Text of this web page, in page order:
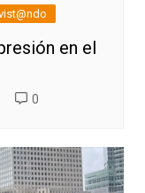
en el
0